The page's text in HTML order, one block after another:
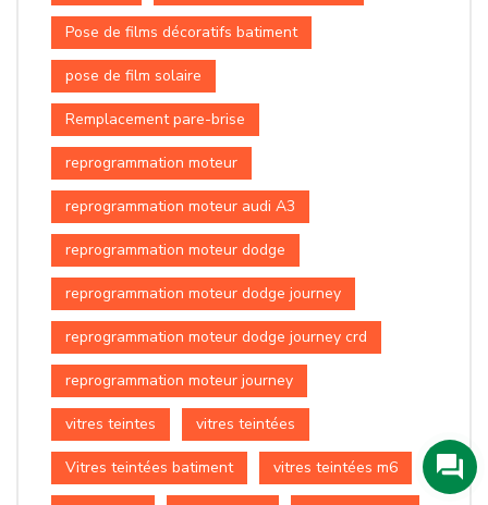
Pose de films décoratifs batiment
pose de film solaire
Remplacement pare-brise
reprogrammation moteur
reprogrammation moteur audi A3
reprogrammation moteur dodge
reprogrammation moteur dodge journey
reprogrammation moteur dodge journey crd
reprogrammation moteur journey
vitres teintes vitres teintées
Vitres teintées batiment vitres teintées m6